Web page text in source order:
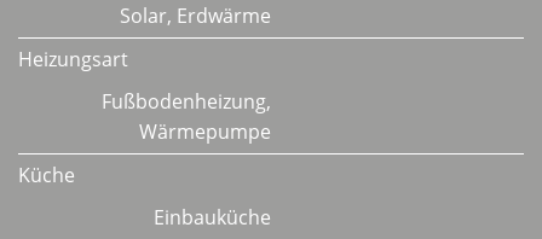
Solar, Erdwärme
Heizungsart
Fußbodenheizung,
Wärmepumpe
Küche
Einbauküche